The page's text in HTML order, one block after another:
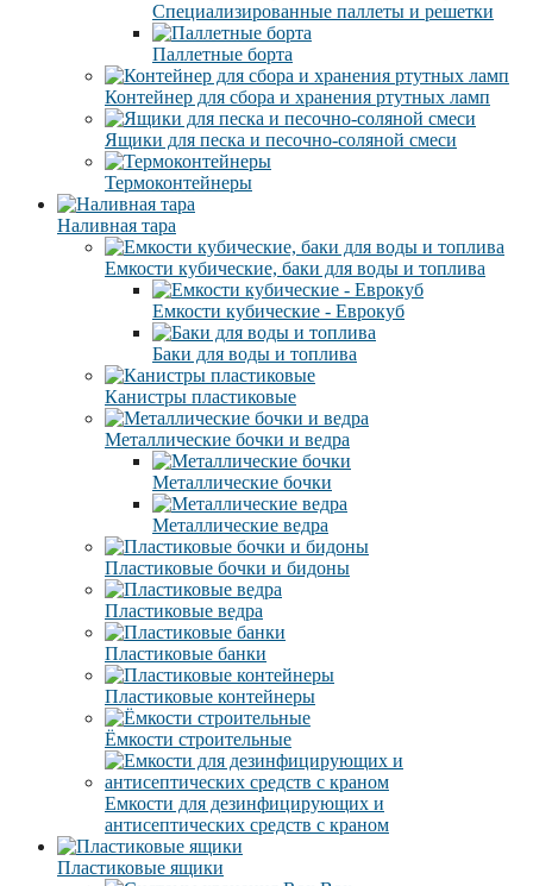
Специализированные паллеты и решетки
Паллетные борта
Контейнер для сбора и хранения ртутных ламп
Ящики для песка и песочно-соляной смеси
Термоконтейнеры
Наливная тара
Емкости кубические, баки для воды и топлива
Емкости кубические - Еврокуб
Баки для воды и топлива
Канистры пластиковые
Металлические бочки и ведра
Металлические бочки
Металлические ведра
Пластиковые бочки и бидоны
Пластиковые ведра
Пластиковые банки
Пластиковые контейнеры
Ёмкости строительные
Емкости для дезинфицирующих и
антисептических средств с краном
Пластиковые ящики